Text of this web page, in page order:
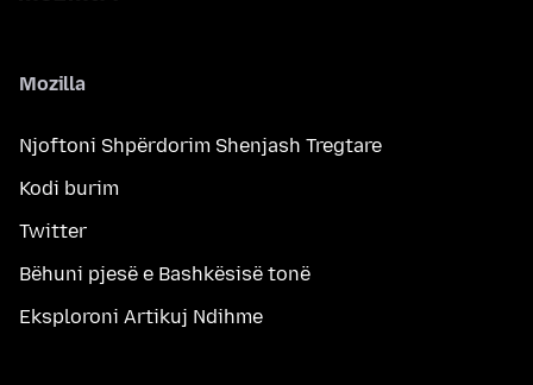
Mozilla
Njoftoni Shpërdorim Shenjash Tregtare
Kodi burim
Twitter
Bëhuni pjesë e Bashkësisë tonë
Eksploroni Artikuj Ndihme